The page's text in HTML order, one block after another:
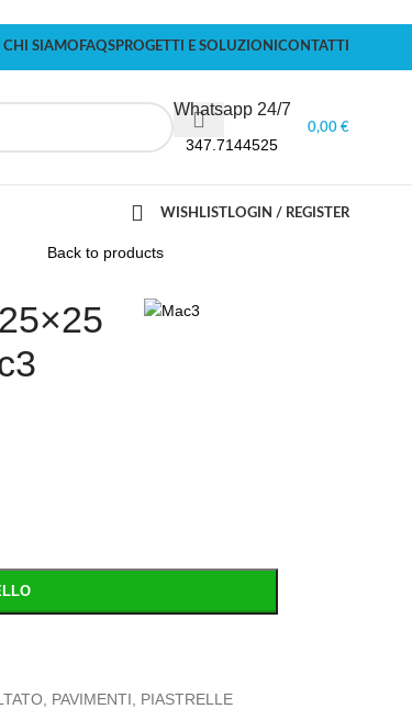
CHI SIAMO FAQSPROGETTI E SOLUZIONI CONTATTI
Whatsapp 24/7
347.7144525
0,00 €
WISHLISTLOGIN / REGISTER
Back to products
PAVIMENTI
PIASTRELLE